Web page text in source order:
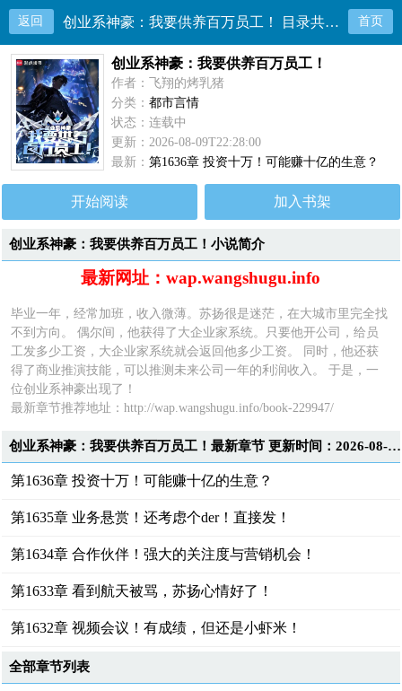
返回 创业系神豪：我要供养百万员工！ 目录共1637章 首页
创业系神豪：我要供养百万员工！
作者：飞翔的烤乳猪
分类：都市言情
状态：连载中
更新：2026-08-09T22:28:00
最新：第1636章 投资十万！可能赚十亿的生意？
开始阅读 加入书架
创业系神豪：我要供养百万员工！小说简介
最新网址：wap.wangshugu.info
毕业一年，经常加班，收入微薄。苏扬很是迷茫，在大城市里完全找
不到方向。 偶尔间，他获得了大企业家系统。只要他开公司，给员
工发多少工资，大企业家系统就会返回他多少工资。 同时，他还获
得了商业推演技能，可以推测未来公司一年的利润收入。 于是，一
位创业系神豪出现了！
最新章节推荐地址：http://wap.wangshugu.info/book-229947/
创业系神豪：我要供养百万员工！最新章节 更新时间：2026-08-09T22:28:00
第1636章 投资十万！可能赚十亿的生意？
第1635章 业务悬赏！还考虑个der！直接发！
第1634章 合作伙伴！强大的关注度与营销机会！
第1633章 看到航天被骂，苏扬心情好了！
第1632章 视频会议！有成绩，但还是小虾米！
全部章节列表